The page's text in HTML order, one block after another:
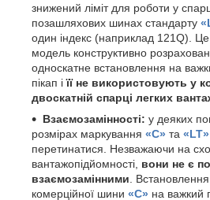
знижений ліміт для роботи у
позашляхових шинах стандарту
один індекс (наприклад 121Q).
модель конструктивно
односкатне встановлення на
пікап іїї не використовують у
двоскатній спарці легких
Взаємозамінності: у деяких
розмірах маркування «C» та «LT»
перетинатися. Незважаючи на
вантажопідйомності, вони не є
взаємозамінними .
комерційної шини «C» на важкий